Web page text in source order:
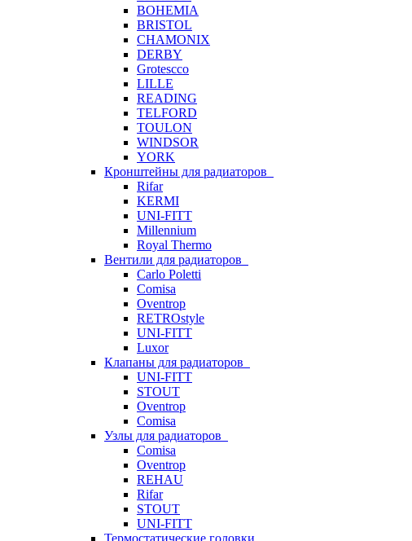
BOHEMIA
BRISTOL
CHAMONIX
DERBY
Grotescco
LILLE
READING
TELFORD
TOULON
WINDSOR
YORK
Кронштейны для радиаторов
Rifar
KERMI
UNI-FITT
Millennium
Royal Thermo
Вентили для радиаторов
Carlo Poletti
Comisa
Oventrop
RETROstyle
UNI-FITT
Luxor
Клапаны для радиаторов
UNI-FITT
STOUT
Oventrop
Comisa
Узлы для радиаторов
Comisa
Oventrop
REHAU
Rifar
STOUT
UNI-FITT
Термостатические головки